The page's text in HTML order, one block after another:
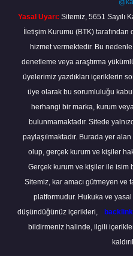
Yasal Uyarı: Sitemiz, 5651 Sayılı
İletişim Kurumu (BTK) tarafından
hizmet vermektedir. Bu
denetleme veya araştırma
üyelerimiz yazdıkları içeriklerin
üye olarak bu sorumluluğu
herhangi bir marka, kurum
bulunmamaktadır. Sitede
paylaşılmaktadır. Burada yer
olup, gerçek kurum ve kişiler
Gerçek kurum ve kişiler ile isim
Sitemiz, kar amacı gütmeyen ve
platformudur. Hukuka ve
düşündüğünüz içerikleri,
bildirmeniz halinde, ilgili